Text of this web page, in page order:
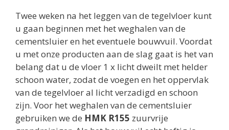
Twee weken na het leggen van de tegelvloer kunt
u gaan beginnen met het weghalen van de
cementsluier en het eventuele bouwvuil. Voordat
u met onze producten aan de slag gaat is het van
belang dat u de vloer 1 x licht dweilt met helder
schoon water, zodat de voegen en het oppervlak
van de tegelvloer al licht verzadigd en schoon
zijn. Voor het weghalen van de cementsluier
gebruiken we de HMK R155 zuurvrije